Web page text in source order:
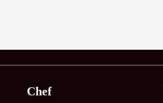
Chef